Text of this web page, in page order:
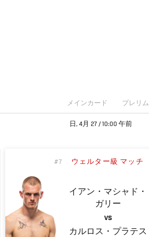
メインカード プレリム
日, 4月 27 / 10:00 午前
#7 ウェルター級 マッチ
イアン・マシャド・
ガリー
VS
カルロス・プラテス